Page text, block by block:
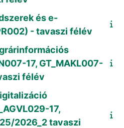
és e-
- tavaszi félév
17, GT_MAKL007-
félév
17,
2026_2 tavaszi